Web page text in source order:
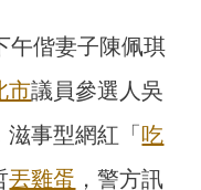
午偕妻子陳佩琪
市議員參選人吳
滋事型網紅「吃
丟雞蛋 ，警方訊